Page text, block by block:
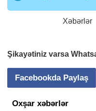
Xəbərlər
Şikayətiniz varsa
Facebookda Paylaş
Oxşar xəbərlər